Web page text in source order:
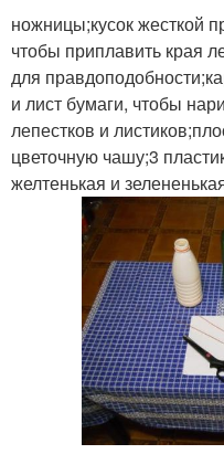
ножницы;кусок жесткой
чтобы приплавить края
для
и лист бумаги, чтобы
лепестков и
цветочную чашу;3
желтенькая и